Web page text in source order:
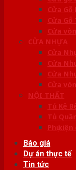
Cửa Gỗ
Cửa
Cửa
CỬA NHỰA
Cửa
Cửa
Cửa
Cửa
NỘI THẤT
Tủ Kệ
Tủ
Phụ
Báo giá
Dự án thực tế
Tin tức